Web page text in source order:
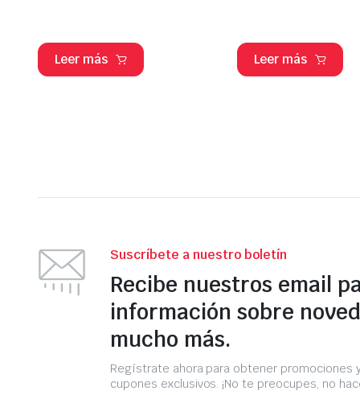
Leer más Leer más
Suscríbete a nuestro boletín
Recibe nuestros email
información sobre
mucho más.
Regístrate ahora para obtener promociones
cupones exclusivos. ¡No te preocupes, no